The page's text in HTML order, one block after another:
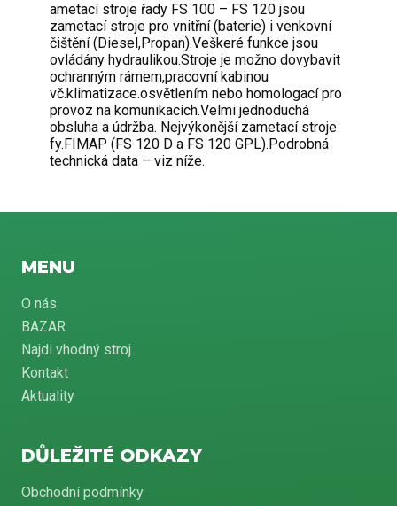
ametací stroje řady FS 100 – FS 120 jsou
zametací stroje pro vnitřní (baterie) i venkovní
čištění (Diesel,Propan).Veškeré funkce jsou
ovládány hydraulikou.Stroje je možno dovybavit
ochranným rámem,pracovní kabinou
vč.klimatizace.osvětlením nebo homologací pro
provoz na komunikacích.Velmi jednoduchá
obsluha a údržba. Nejvýkonější zametací stroje
fy.FIMAP (FS 120 D a FS 120 GPL).Podrobná
technická data – viz níže.
MENU
O nás
BAZAR
Najdi vhodný stroj
Kontakt
Aktuality
DŮLEŽITÉ ODKAZY
Obchodní podmínky